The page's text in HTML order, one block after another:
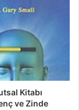
Kitabı
ve Zinde